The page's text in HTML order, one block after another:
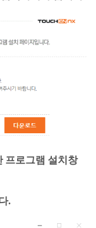
프로그램 설치창
.